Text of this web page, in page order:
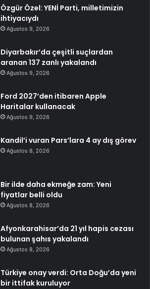
Özgür Özel: YENİ Parti, milletimizin
ihtiyacıydı
Ağustos 9, 2026
Diyarbakır’da çeşitli suçlardan
aranan 137 zanlı yakalandı
Ağustos 9, 2026
Ford 2027’den itibaren Apple
Haritalar kullanacak
Ağustos 9, 2026
Kandil’i vuran Pars’lara 4 ay dış görev
Ağustos 8, 2026
Bir ilde daha ekmeğe zam: Yeni
fiyatlar belli oldu
Ağustos 8, 2026
Afyonkarahisar’da 21 yıl hapis cezası
bulunan şahıs yakalandı
Ağustos 8, 2026
Türkiye onay verdi: Orta Doğu’da yeni
bir ittifak kuruluyor